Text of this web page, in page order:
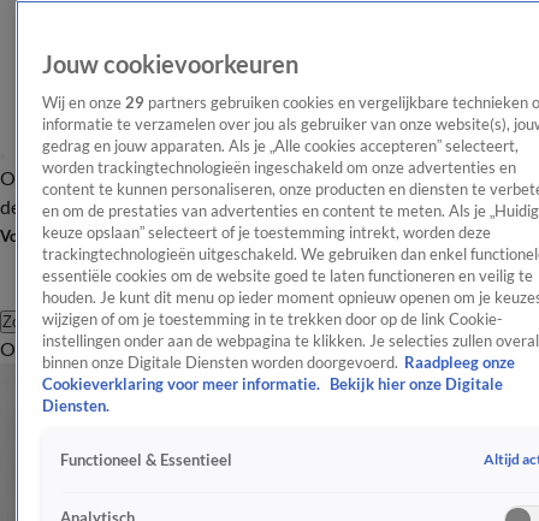
OverzichtAfleveringen Entertainment TV Algemeen
Tip
de redactieNieuwsbrief
Volg Shownieuws
Zoeken
OverzichtEntertainmentSpraakmakendRealityCrimeVideo's
Jouw cookievoorkeuren
Wij en onze 29 partners gebruiken cookies en vergelijkbare technieken
informatie te verzamelen over jou als gebruiker van onze website(s),
gedrag en jouw apparaten. Als je „Alle cookies accepteren” selecteert,
worden trackingtechnologieën ingeschakeld om onze advertenties en
content te kunnen personaliseren, onze producten en diensten te
en om de prestaties van advertenties en content te meten. Als je
keuze opslaan” selecteert of je toestemming intrekt, worden deze
trackingtechnologieën uitgeschakeld. We gebruiken dan enkel
essentiële cookies om de website goed te laten functioneren en veilig te
houden. Je kunt dit menu op ieder moment opnieuw openen om je
wijzigen of om je toestemming in te trekken door op de link Cookie-
instellingen onder aan de webpagina te klikken. Je selecties zullen overal
binnen onze Digitale Diensten worden doorgevoerd. Raadpleeg onze
Cookieverklaring voor meer informatie.
Bekijk hier onze Digitale
Diensten.
Functioneel & Essentieel Altijd